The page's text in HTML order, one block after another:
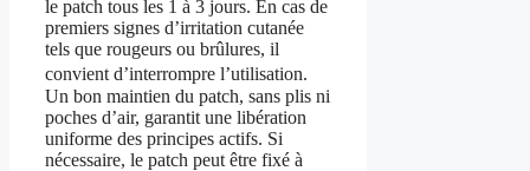
le patch tous les 1 à 3 jours. En cas de
premiers signes d’irritation cutanée
tels que rougeurs ou brûlures, il
convient d’interrompre l’utilisation.
Un bon maintien du patch, sans plis ni
poches d’air, garantit une libération
uniforme des principes actifs. Si
nécessaire, le patch peut être fixé à